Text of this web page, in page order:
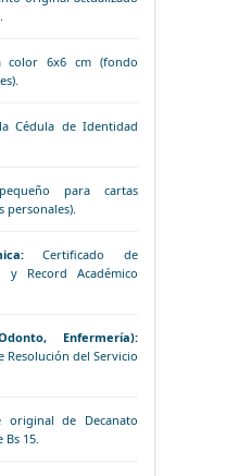
color 6x6 cm (fondo
Cédula de Identidad
para cartas
personales).
Certificado de
y Record Académico
Enfermería):
Resolución del Servicio
original de Decanato
15.